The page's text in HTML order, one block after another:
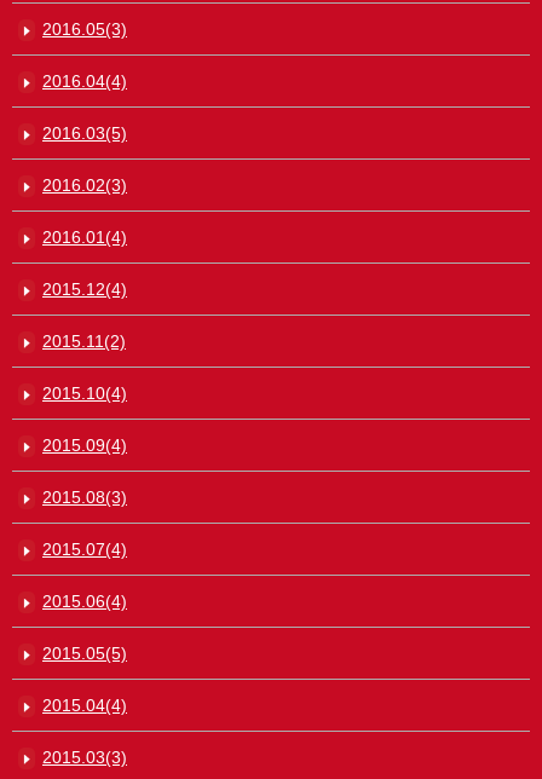
2016.05(3)
2016.04(4)
2016.03(5)
2016.02(3)
2016.01(4)
2015.12(4)
2015.11(2)
2015.10(4)
2015.09(4)
2015.08(3)
2015.07(4)
2015.06(4)
2015.05(5)
2015.04(4)
2015.03(3)